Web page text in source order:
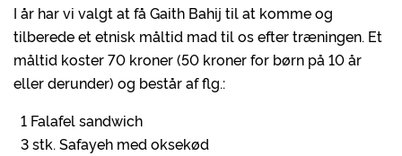
I år har vi valgt at få Gaith Bahij til at komme og
tilberede et etnisk måltid mad til os efter træningen. Et
måltid koster 70 kroner (50 kroner for børn på 10 år
eller derunder) og består af flg.:
1 Falafel sandwich
3 stk. Safayeh med oksekød